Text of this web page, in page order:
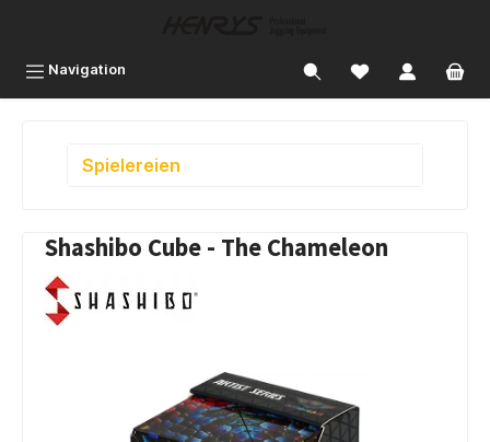
Navigation
Spielereien
Shashibo Cube - The Chameleon